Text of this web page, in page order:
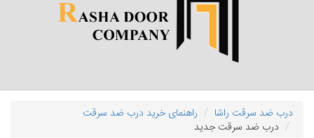
درب ضد سرقت راشا
راهنمای خرید درب ضد سرقت
درب ضد سرقت جدید